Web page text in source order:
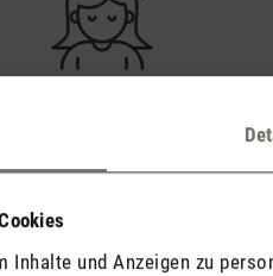
Inhalte und Anzeigen zu
Gegenstände mehr: Ein
minimiert statische
Elektrizität und den damit
verbundenen Ärger.